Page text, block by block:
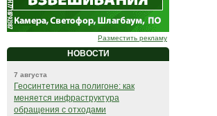
Разместить рекламу
НОВОСТИ
7 августа
Геосинтетика на полигоне: как
меняется инфраструктура
обращения с отходами